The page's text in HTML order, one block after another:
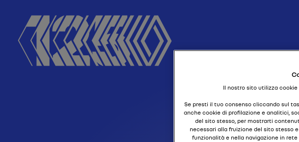
Il nostro sito utilizza
Se presti il tuo consenso cliccando sul
anche cookie di profilazione e analitici,
del sito stesso, per mostrarti
necessari alla fruizione del sito stesso
funzionalità e nella navigazione in